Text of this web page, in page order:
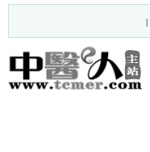
|